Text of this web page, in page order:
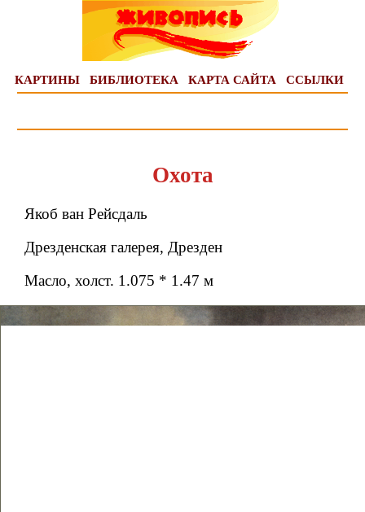
КАРТИНЫ БИБЛИОТЕКА КАРТА САЙТА ССЫЛКИ
Охота
Якоб ван Рейсдаль
Дрезденская галерея, Дрезден
Масло, холст. 1.075 * 1.47 м